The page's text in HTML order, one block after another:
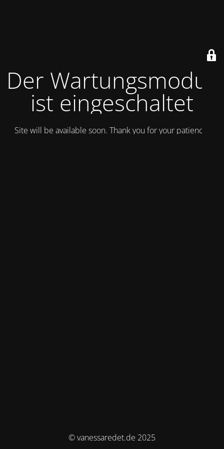
Der Wartungsmodus
ist eingeschaltet
Site will be available soon. Thank you for your patience!
© vanessaredet.de 2025